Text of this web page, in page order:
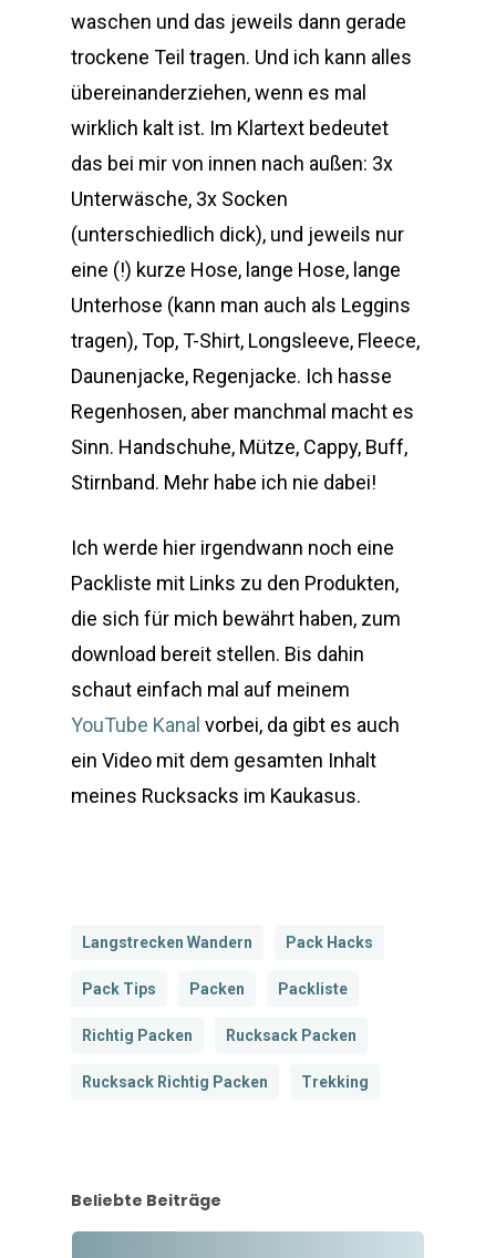
waschen und das jeweils dann gerade
trockene Teil tragen. Und ich kann alles
übereinanderziehen, wenn es mal
wirklich kalt ist. Im Klartext bedeutet
das bei mir von innen nach außen: 3x
Unterwäsche, 3x Socken
(unterschiedlich dick), und jeweils nur
eine (!) kurze Hose, lange Hose, lange
Unterhose (kann man auch als Leggins
tragen), Top, T-Shirt, Longsleeve, Fleece,
Daunenjacke, Regenjacke. Ich hasse
Regenhosen, aber manchmal macht es
Sinn. Handschuhe, Mütze, Cappy, Buff,
Stirnband. Mehr habe ich nie dabei!
Ich werde hier irgendwann noch eine
Packliste mit Links zu den Produkten,
die sich für mich bewährt haben, zum
download bereit stellen. Bis dahin
schaut einfach mal auf meinem
YouTube Kanal vorbei, da gibt es auch
ein Video mit dem gesamten Inhalt
meines Rucksacks im Kaukasus.
Langstrecken Wandern Pack Hacks
Pack Tips Packen Packliste
Richtig Packen Rucksack Packen
Rucksack Richtig Packen Trekking
Beliebte Beiträge